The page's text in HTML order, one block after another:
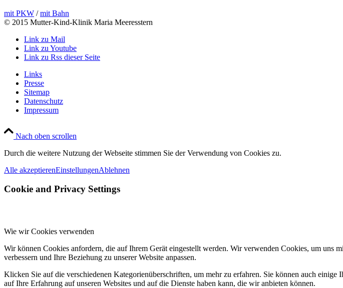
mit PKW /mit Bahn
© 2015 Mutter-Kind-Klinik Maria Meeresstern
Link zu Mail
Link zu Youtube
Link zu Rss dieser Seite
Links
Presse
Sitemap
Datenschutz
Impressum
Nach oben scrollen
Durch die weitere Nutzung der Webseite stimmen Sie der Verwendung von Cookies zu.
Alle akzeptierenEinstellungenAblehnen
Cookie and Privacy Settings
Wie wir Cookies verwenden
Wir können Cookies anfordern, die auf Ihrem Gerät eingestellt werden. Wir verwenden Cookies, um uns
verbessern und Ihre Beziehung zu unserer Website anpassen.
Klicken Sie auf die verschiedenen Kategorienüberschriften, um mehr zu erfahren. Sie können auch
auf Ihre Erfahrung auf unseren Websites und auf die Dienste haben kann, die wir anbieten können.